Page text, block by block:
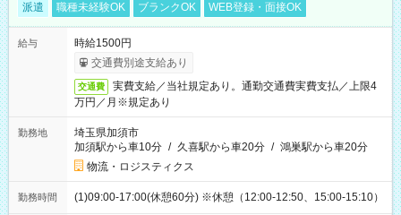
派遣 職種未経験OK ブランクOK WEB登録・面接OK
給与
時給1500円
交通費別途支給あり
交通費
実費支給／当社規定あり。通勤交通費実費支払／上限4
万円／月※規定あり
勤務地
埼玉県加須市
加須駅から車10分 / 久喜駅から車20分 / 鴻巣駅から車20分
物流・ロジスティクス
勤務時間 (1)09:00-17:00(休憩60分) ※休憩（12:00-12:50、15:00-15:10）